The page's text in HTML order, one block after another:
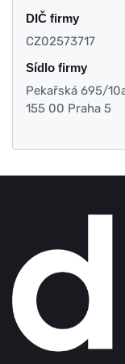
DIČ firmy
CZ02573717
Sídlo firmy
Pekařská 695/
155 00 Praha 5